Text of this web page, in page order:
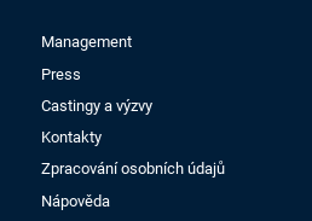
Management
Press
Castingy a výzvy
Kontakty
Zpracování osobních údajů
Nápověda